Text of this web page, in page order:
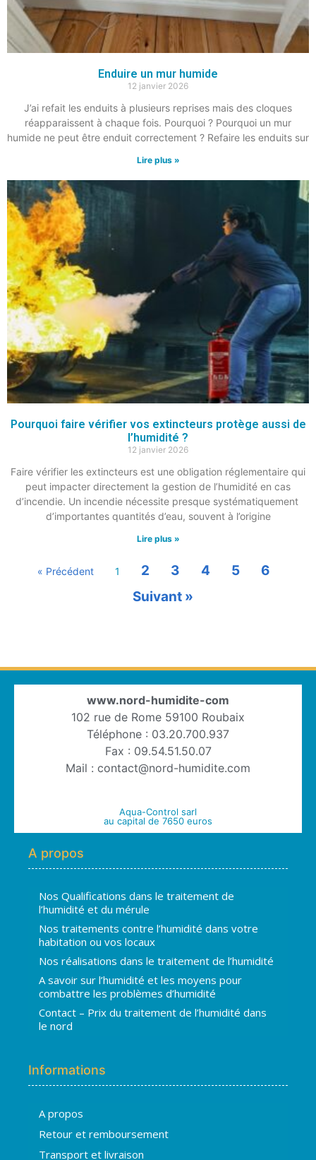
Enduire un mur humide
12 janvier 2026
J’ai refait les enduits à plusieurs reprises mais des cloques
réapparaissent à chaque fois. Pourquoi ? Pourquoi un mur
humide ne peut être enduit correctement ? Refaire les enduits sur
Lire plus »
Pourquoi faire vérifier vos extincteurs protège aussi de
l’humidité ?
12 janvier 2026
Faire vérifier les extincteurs est une obligation réglementaire qui
peut impacter directement la gestion de l’humidité en cas
d’incendie. Un incendie nécessite presque systématiquement
d’importantes quantités d’eau, souvent à l’origine
Lire plus »
« Précédent 1 2 3 4 5
6
Suivant »
www.nord-humidite-com
102 rue de Rome 59100 Roubaix
Téléphone : 03.20.700.937
Fax : 09.54.51.50.07
Mail : contact@nord-humidite.com
Aqua-Control sarl
au capital de 7650 euros
A propos
Nos Qualifications dans le traitement de
l’humidité et du mérule
Nos traitements contre l’humidité dans votre
habitation ou vos locaux
Nos réalisations dans le traitement de l’humidité
A savoir sur l’humidité et les moyens pour
combattre les problèmes d’humidité
Contact – Prix du traitement de l’humidité dans
le nord
Informations
A propos
Retour et remboursement
Transport et livraison
En ligne · répond en quelques secondes